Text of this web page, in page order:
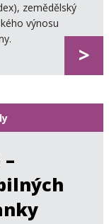
zemědělský
výnosu
>